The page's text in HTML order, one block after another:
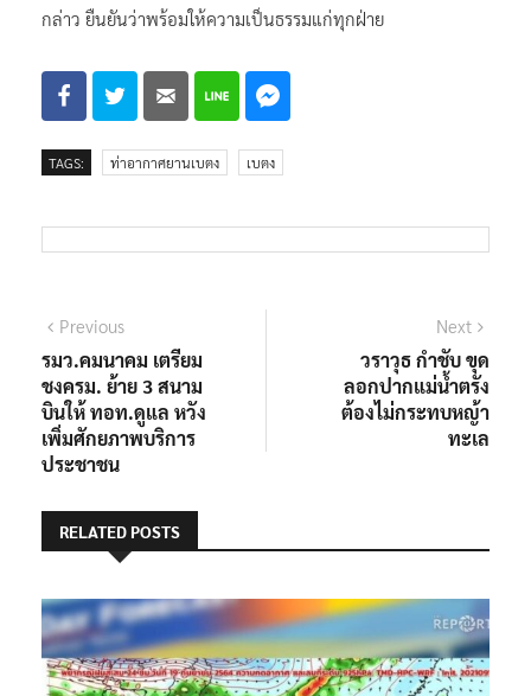
กล่าว ยืนยันว่าพร้อมให้ความเป็นธรรมแก่ทุกฝ่าย
TAGS: ท่าอากาศยานเบตง เบตง
แนะแนว
เรื่อง
PreviousPrevious
post:
รมว.คมนาคม เตรียม
ชงครม. ย้าย 3 สนาม
บินให้ ทอท.ดูแล หวัง
เพิ่มศักยภาพบริการ
ประชาชน
Next
วราวุธ กำชับ ขุด
ลอกปากแม่น้ำตรัง
ต้องไม่กระทบหญ้า
ทะเล
RELATED POSTS